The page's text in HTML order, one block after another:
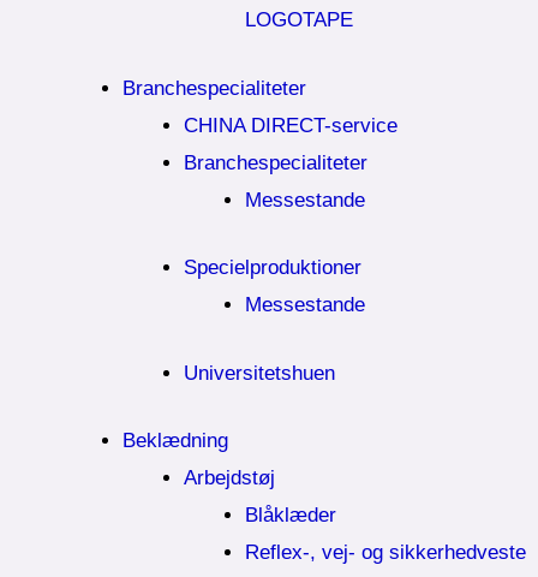
LOGOTAPE
Branchespecialiteter
CHINA DIRECT-service
Branchespecialiteter
Messestande
Specielproduktioner
Messestande
Universitetshuen
Beklædning
Arbejdstøj
Blåklæder
Reflex-, vej- og sikkerhedveste